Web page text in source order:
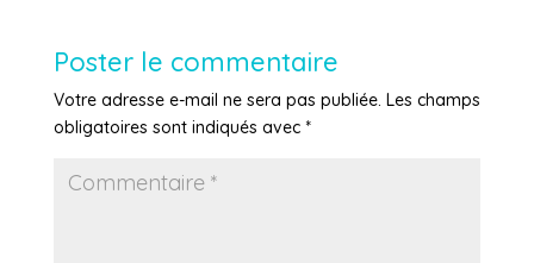
Poster le commentaire
Votre adresse e-mail ne sera pas publiée. Les champs
obligatoires sont indiqués avec *